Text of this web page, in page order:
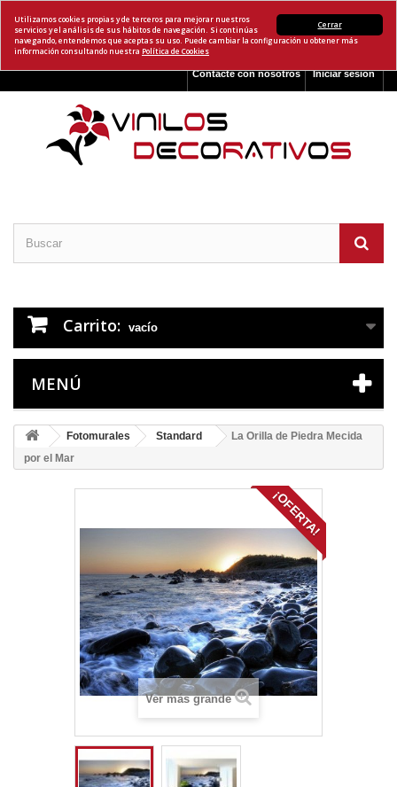
Cerrar
Utilizamos cookies propias y de terceros para mejorar nuestros
servicios y el análisis de sus hábitos de navegación. Si continúas
navegando, entendemos que aceptas su uso. Puede cambiar la configuración u obtener más
información consultando nuestra Política de Cookies
Iniciar sesión
Contacte con nosotros
Carrito: vacío
MENÚ
Fotomurales Standard
La Orilla de Piedra Mecida
por el Mar
¡OFERTA!
Ver más grande